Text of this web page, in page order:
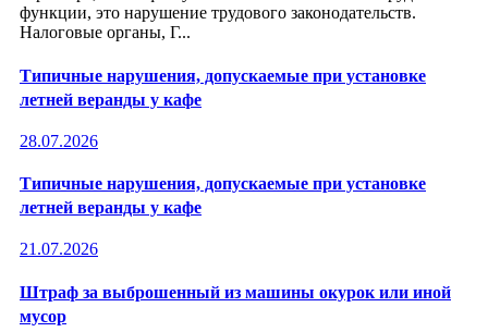
функции, это нарушение трудового законодательств.
Налоговые органы, Г...
Типичные нарушения, допускаемые при установке
летней веранды у кафе
28.07.2026
Типичные нарушения, допускаемые при установке
летней веранды у кафе
21.07.2026
Штраф за выброшенный из машины окурок или иной
мусор